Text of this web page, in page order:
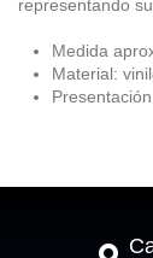
representando
Medida
Material: